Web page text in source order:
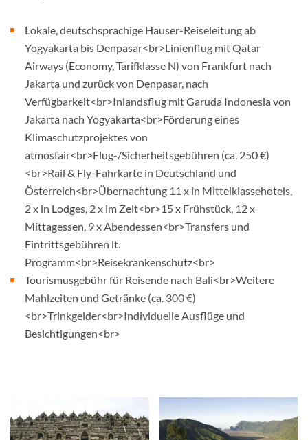
Lokale, deutschsprachige Hauser-Reiseleitung ab
Yogyakarta bis Denpasar<br>Linienflug mit Qatar
Airways (Economy, Tarifklasse N) von Frankfurt nach
Jakarta und zurück von Denpasar, nach
Verfügbarkeit<br>Inlandsflug mit Garuda Indonesia von
Jakarta nach Yogyakarta<br>Förderung eines
Klimaschutzprojektes von
atmosfair<br>Flug-/Sicherheitsgebühren (ca. 250 €)
<br>Rail & Fly-Fahrkarte in Deutschland und
Österreich<br>Übernachtung 11 x in Mittelklassehotels,
2 x in Lodges, 2 x im Zelt<br>15 x Frühstück, 12 x
Mittagessen, 9 x Abendessen<br>Transfers und
Eintrittsgebühren lt.
Programm<br>Reisekrankenschutz<br>
Tourismusgebühr für Reisende nach Bali<br>Weitere
Mahlzeiten und Getränke (ca. 300 €)
<br>Trinkgelder<br>Individuelle Ausflüge und
Besichtigungen<br>